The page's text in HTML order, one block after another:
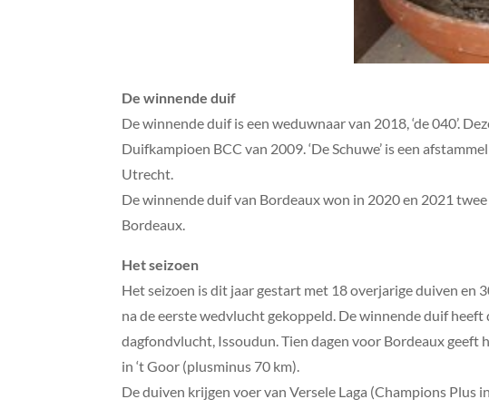
De winnende duif
De winnende duif is een weduwnaar van 2018, ‘de 040’.
Duifkampioen BCC van 2009. ‘De Schuwe’ is een
Utrecht.
De winnende duif van Bordeaux won in 2020 en 2021
Bordeaux.
Het seizoen
Het seizoen is dit jaar gestart met 18 overjarige duiven en
na de eerste wedvlucht gekoppeld. De winnende duif
dagfondvlucht, Issoudun. Tien dagen voor Bordeaux
in ‘t Goor (plusminus 70 km).
De duiven krijgen voer van Versele Laga (Champions Plus